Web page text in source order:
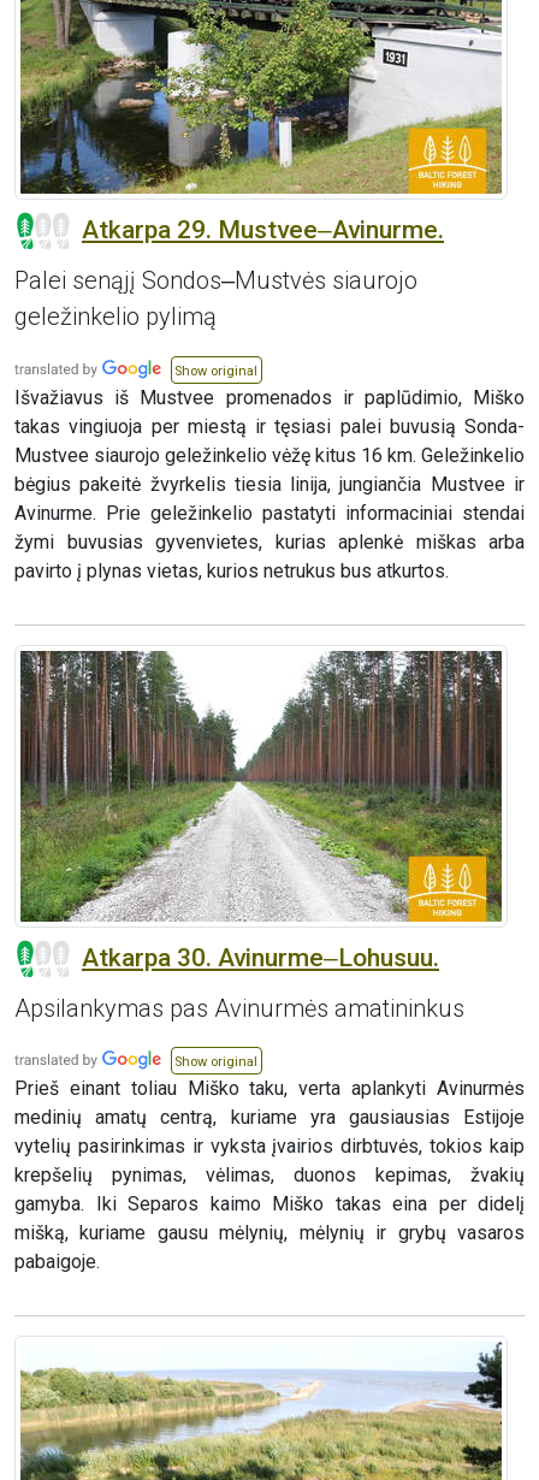
Atkarpa 29. Mustvee‒Avinurme.
Palei senąjį Sondos‒Mustvės siaurojo
geležinkelio pylimą
Show original
Išvažiavus iš Mustvee promenados ir paplūdimio, Miško
takas vingiuoja per miestą ir tęsiasi palei buvusią Sonda-
Mustvee siaurojo geležinkelio vėžę kitus 16 km. Geležinkelio
bėgius pakeitė žvyrkelis tiesia linija, jungiančia Mustvee ir
Avinurme. Prie geležinkelio pastatyti informaciniai stendai
žymi buvusias gyvenvietes, kurias aplenkė miškas arba
pavirto į plynas vietas, kurios netrukus bus atkurtos.
Atkarpa 30. Avinurme‒Lohusuu.
Apsilankymas pas Avinurmės amatininkus
Show original
Prieš einant toliau Miško taku, verta aplankyti Avinurmės
medinių amatų centrą, kuriame yra gausiausias Estijoje
vytelių pasirinkimas ir vyksta įvairios dirbtuvės, tokios kaip
krepšelių pynimas, vėlimas, duonos kepimas, žvakių
gamyba. Iki Separos kaimo Miško takas eina per didelį
mišką, kuriame gausu mėlynių, mėlynių ir grybų vasaros
pabaigoje.